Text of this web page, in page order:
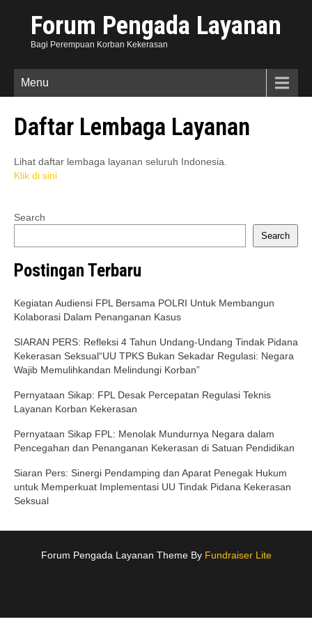
Forum Pengada Layanan
Bagi Perempuan Korban Kekerasan
Menu
Daftar Lembaga Layanan
Lihat daftar lembaga layanan seluruh Indonesia.
Klik di sini
Search
Search
Postingan Terbaru
Kegiatan Audiensi FPL Bersama POLRI Untuk Membangun
Kolaborasi Dalam Penanganan Kasus
SIARAN PERS: Refleksi 4 Tahun Undang-Undang Tindak Pidana
Kekerasan Seksual“UU TPKS Bukan Sekadar Regulasi: Negara
Wajib Memulihkandan Melindungi Korban”
Pernyataan Sikap: FPL Desak Percepatan Regulasi Teknis
Layanan Korban Kekerasan
Pernyataan Sikap FPL: Menolak Mundurnya Negara dalam
Pencegahan dan Penanganan Kekerasan di Satuan Pendidikan
Siaran Pers: Sinergi Pendamping dan Aparat Penegak Hukum
untuk Memperkuat Implementasi UU Tindak Pidana Kekerasan
Seksual
Forum Pengada Layanan Theme By Fundraiser Lite